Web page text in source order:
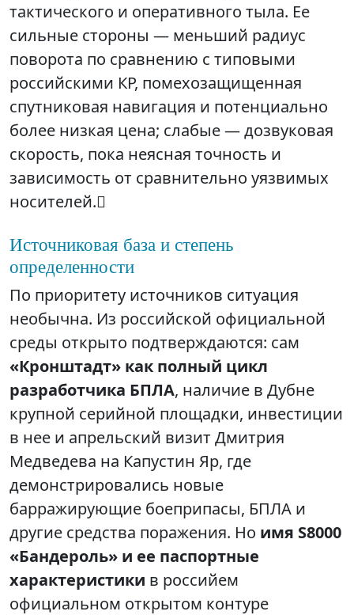
тактического и оперативного тыла. Ее
сильные стороны — меньший радиус
поворота по сравнению с типовыми
российскими КР, помехозащищенная
спутниковая навигация и потенциально
более низкая цена; слабые — дозвуковая
скорость, пока неясная точность и
зависимость от сравнительно уязвимых
носителей.
Источниковая база и степень
определенности
По приоритету источников ситуация
необычна. Из российской официальной
среды открыто подтверждаются: сам
«Кронштадт» как полный цикл
разработчика БПЛА, наличие в Дубне
крупной серийной площадки, инвестиции
в нее и апрельский визит Дмитрия
Медведева на Капустин Яр, где
демонстрировались новые
барражирующие боеприпасы, БПЛА и
другие средства поражения. Но имя S8000
«Бандероль» и ее паспортные
характеристики в российем
официальном открытом контуре